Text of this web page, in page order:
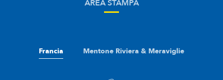
AREA STAMPA
Francia Mentone Riviera & Meraviglie